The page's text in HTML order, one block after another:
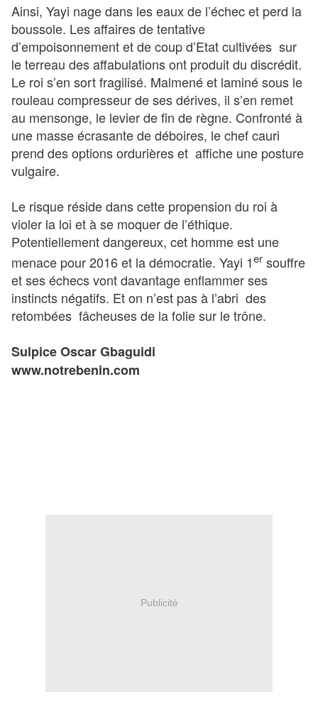
Ainsi, Yayi nage dans les eaux de l’échec et perd la
boussole. Les affaires de tentative
d’empoisonnement et de coup d’Etat cultivées sur
le terreau des affabulations ont produit du discrédit.
Le roi s’en sort fragilisé. Malmené et laminé sous le
rouleau compresseur de ses dérives, il s’en remet
au mensonge, le levier de fin de règne. Confronté à
une masse écrasante de déboires, le chef cauri
prend des options ordurières et affiche une posture
vulgaire.
Le risque réside dans cette propension du roi à
violer la loi et à se moquer de l’éthique.
Potentiellement dangereux, cet homme est une
menace pour 2016 et la démocratie. Yayi 1er souffre
et ses échecs vont davantage enflammer ses
instincts négatifs. Et on n’est pas à l’abri des
retombées fâcheuses de la folie sur le trône.
Sulpice Oscar Gbaguidi
www.notrebenin.com
Publicité